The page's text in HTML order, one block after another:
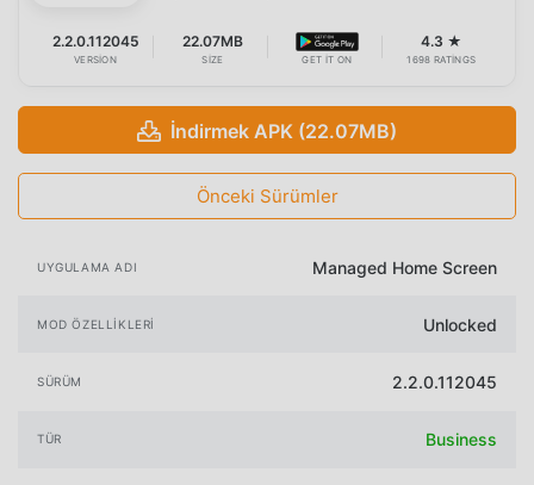
2.2.0.112045
VERSION
22.07MB
SIZE GET IT ON
4.3 ★
1698 RATINGS
İndirmek APK (22.07MB)
Önceki Sürümler
UYGULAMA ADI Managed Home Screen
MOD ÖZELLIKLERI Unlocked
SÜRÜM 2.2.0.112045
TÜR Business